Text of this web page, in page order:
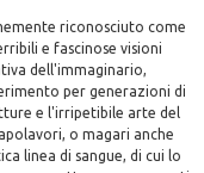
riconosciuto come
e fascinose visioni
dell'immaginario,
per generazioni di
e l'irripetibile arte del
o magari anche
linea di sangue, di cui lo